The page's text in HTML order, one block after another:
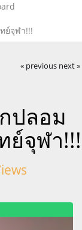
ย์จุฬา!!!
« previous next »
ปลอม
ย์จุฬา!!!